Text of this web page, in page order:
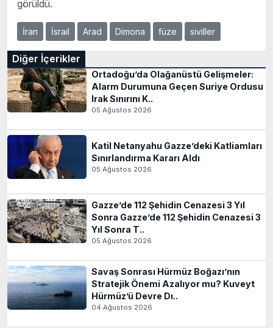
görüldü.
İran İsrail Arad Dimona füze siviller
Diğer İçerikler
Ortadoğu’da Olağanüstü Gelişmeler:
Alarm Durumuna Geçen Suriye Ordusu
Irak Sınırını K..
05 Ağustos 2026
Katil Netanyahu Gazze’deki Katliamları
Sınırlandırma Kararı Aldı
05 Ağustos 2026
Gazze’de 112 Şehidin Cenazesi 3 Yıl
Sonra Gazze’de 112 Şehidin Cenazesi 3
Yıl Sonra T..
05 Ağustos 2026
Savaş Sonrası Hürmüz Boğazı’nın
Stratejik Önemi Azalıyor mu? Kuveyt
Hürmüz’ü Devre Dı..
04 Ağustos 2026